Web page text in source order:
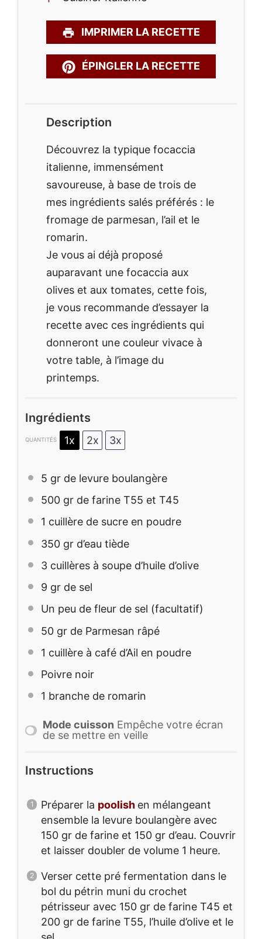
IMPRIMER LA RECETTE
ÉPINGLER LA RECETTE
Description
Découvrez la typique focaccia
italienne, immensément
savoureuse, à base de trois de
mes ingrédients salés préférés : le
fromage de parmesan, l’ail et le
romarin.
Je vous ai déjà proposé
auparavant une focaccia aux
olives et aux tomates, cette fois,
je vous recommande d’essayer la
recette avec ces ingrédients qui
donneront une couleur vivace à
votre table, à l’image du
printemps.
Ingrédients
QUANTITÉS 1x 2x 3x
5 gr de levure boulangère
500 gr de farine T55 et T45
1 cuillère de sucre en poudre
350 gr d’eau tiède
3 cuillères à soupe d’huile d’olive
9 gr de sel
Un peu de fleur de sel (facultatif)
50 gr de Parmesan râpé
1 cuillère à café d’Ail en poudre
Poivre noir
1 branche de romarin
Mode cuisson Empêche votre écran
de se mettre en veille
Instructions
Préparer la poolish en mélangeant
ensemble la levure boulangère avec
150 gr de farine et 150 gr d’eau. Couvrir
et laisser doubler de volume 1 heure.
Verser cette pré fermentation dans le
bol du pétrin muni du crochet
pétrisseur avec 150 gr de farine T45 et
200 gr de farine T55, l’huile d’olive et le